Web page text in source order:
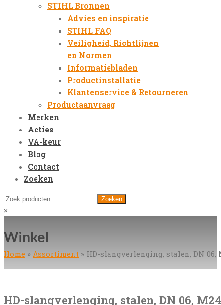
STIHL Bronnen
Advies en inspiratie
STIHL FAQ
Veiligheid, Richtlijnen
en Normen
Informatiebladen
Productinstallatie
Klantenservice & Retourneren
Productaanvraag
Merken
Acties
VA-keur
Blog
Contact
Zoeken
Open
Mobile
Zoeken
naar:
Zoeken
×
Winkel
Home » Assortiment » HD-slangverlenging, stalen, DN 06,
HD-slangverlenging, stalen, DN 06,